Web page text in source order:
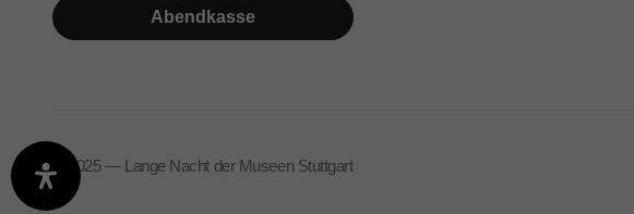
Abendkasse
©️ 2025 — Lange Nacht der Museen Stuttgart